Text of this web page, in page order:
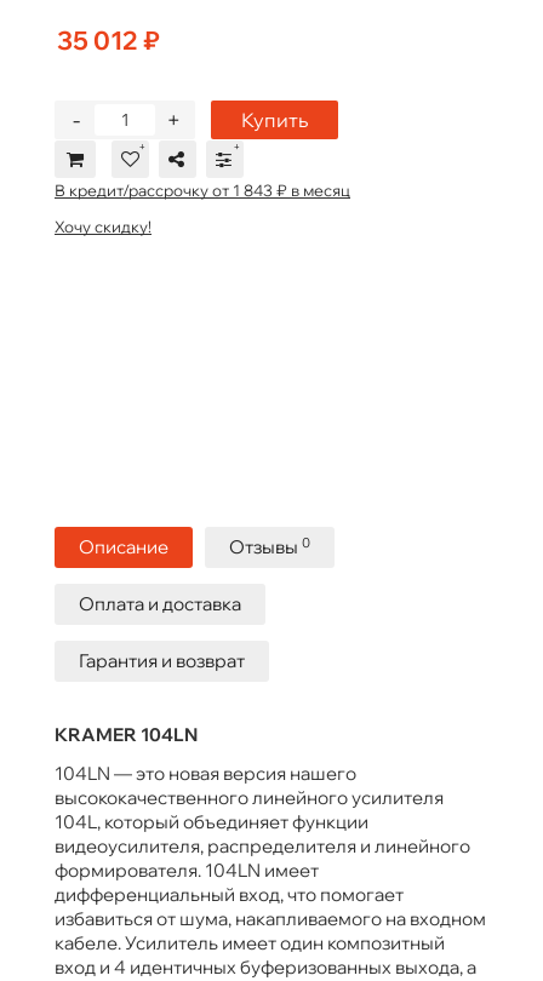
35 012 ₽
+
- Купить
В кредит/рассрочку от 1 843 ₽ в месяц
Хочу скидку!
Описание Отзывы 0
Оплата и доставка
Гарантия и возврат
KRAMER 104LN
104LN — это новая версия нашего
высококачественного линейного усилителя
104L, который объединяет функции
видеоусилителя, распределителя и линейного
формирователя. 104LN имеет
дифференциальный вход, что помогает
избавиться от шума, накапливаемого на входном
кабеле. Усилитель имеет один композитный
вход и 4 идентичных буферизованных выхода, а